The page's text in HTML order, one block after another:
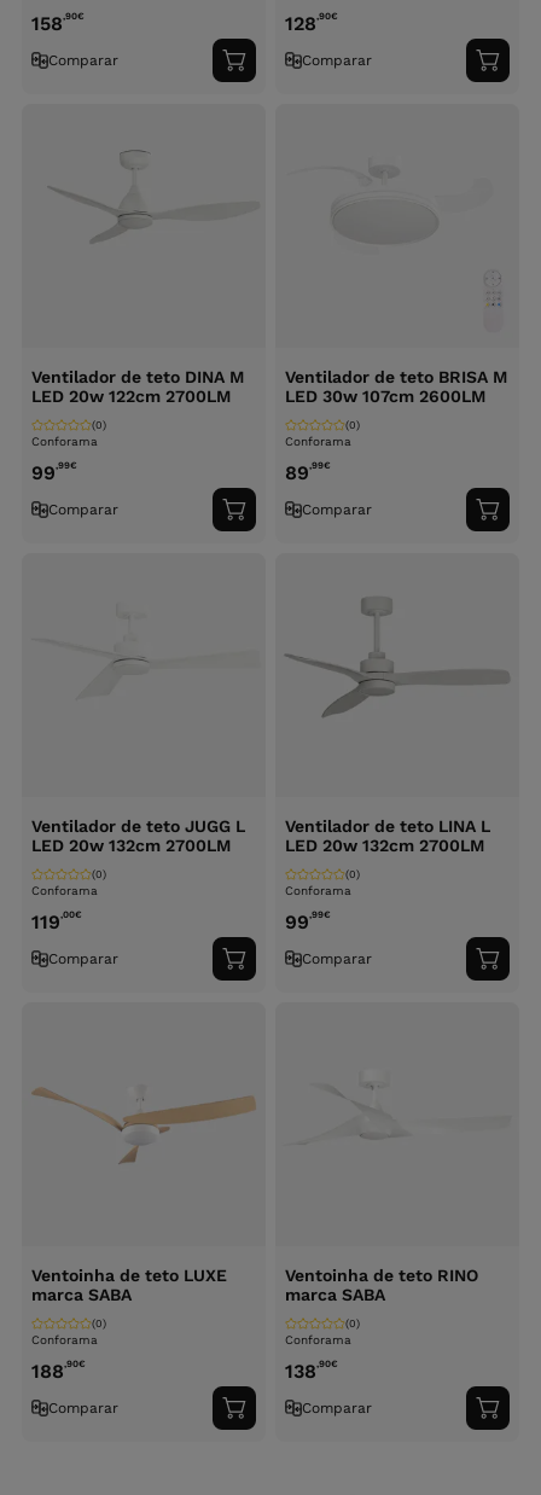
158 ,90€
Comparar
Adicionar
ao
128 ,90€
Comparar
ao
Ventilador de teto DINA M
LED 20w 122cm 2700LM
Conforama
(0)
99 ,99€
Comparar
Adicionar
ao
Ventilador de teto BRISA M
LED 30w 107cm 2600LM
Conforama
(0)
89 ,99€
Comparar
ao
Ventilador de teto JUGG L
LED 20w 132cm 2700LM
Conforama
(0)
119 ,00€
Comparar
Adicionar
ao
Ventilador de teto LINA L
LED 20w 132cm 2700LM
Conforama
(0)
99 ,99€
Comparar
ao
Ventoinha de teto LUXE
marca SABA
Conforama
(0)
188 ,90€
Comparar
Adicionar
ao
Ventoinha de teto RINO
marca SABA
Conforama
(0)
138 ,90€
Comparar
ao